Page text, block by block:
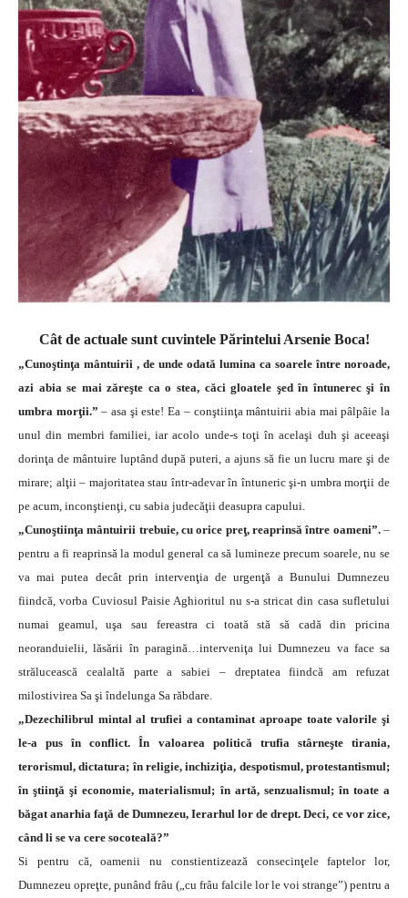
Cât de actuale sunt cuvintele Părintelui Arsenie Boca!
„Cunoştinţa mântuirii , de unde odată lumina ca soarele între noroade,
azi abia se mai zăreşte ca o stea, căci gloatele şed în întunerec şi în
umbra morţii.”– asa şi este! Ea – conştiinţa mântuirii abia mai pâlpâie la
unul din membri familiei, iar acolo unde-s toţi în acelaşi duh şi aceeaşi
dorinţa de mântuire luptând după puteri, a ajuns să fie un lucru mare şi de
mirare; alţii – majoritatea stau într-adevar în întuneric şi-n umbra morţii de
pe acum, inconştienţi, cu sabia judecăţii deasupra capului.
„Cunoştiinţa mântuirii trebuie, cu orice preţ, reaprinsă între oameni”.–
pentru a fi reaprinsă la modul general ca să lumineze precum soarele, nu se
va mai putea decât prin intervenţia de urgenţă a Bunului Dumnezeu
fiindcă, vorba Cuviosul Paisie Aghioritul nu s-a stricat din casa sufletului
numai geamul, uşa sau fereastra ci toată stă să cadă din pricina
neoranduielii, lăsării în paragină…interveniţa lui Dumnezeu va face sa
strălucească cealaltă parte a sabiei – dreptatea fiindcă am refuzat
milostivirea Sa şi îndelunga Sa răbdare.
„Dezechilibrul mintal al trufiei a contaminat aproape toate valorile şi
le-a pus în conflict. În valoarea politică trufia stârneşte tirania,
terorismul, dictatura; în religie, inchiziţia, despotismul, protestantismul;
în ştiinţă şi economie, materialismul; în artă, senzualismul; în toate a
băgat anarhia faţă de Dumnezeu, Ierarhul lor de drept. Deci, ce vor zice,
când li se va cere socoteală?”
Si pentru că, oamenii nu constientizează consecinţele faptelor lor,
Dumnezeu opreţte, punând frâu („cu frâu falcile lor le voi strange”) pentru a